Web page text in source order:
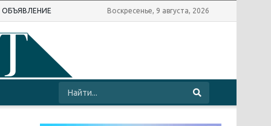
ОБЪЯВЛЕНИЕ Воскресенье, 9 августа, 2026